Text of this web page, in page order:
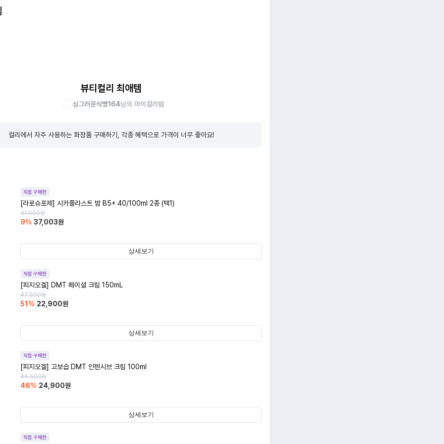
뷰티컬리 최애템
싱그러운식빵164님의 마이컬리템
컬리에서 자주 사용하는 화장품 구매하기, 각종 혜택으로 가격이 너무 좋아요!
직접 구매한
[라로슈포제] 시카플라스트 밤 B5+ 40/100ml 2종 (택1)
41,000원
9% 37,003원
상세보기
직접 구매한
[피지오겔] DMT 페이셜 크림 150mL
47,500원
51 % 22,900원
상세보기
직접 구매한
[피지오겔] 고보습 DMT 인텐시브 크림 100ml
46,500원
46% 24,900원
상세보기
직접 구매한